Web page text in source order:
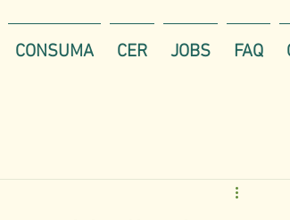
CONSUMA CER JOBS FAQ